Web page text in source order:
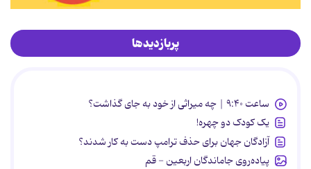
پربازدیدها
ساعت ۹:۴۰ | چه میراثی از خود به جای گذاشت؟
یک کودک دو چهره!
آزادگان جهان برای حذف ترامپ دست به کار شدند؟
پیاده‌روی جاماندگان اربعین - قم